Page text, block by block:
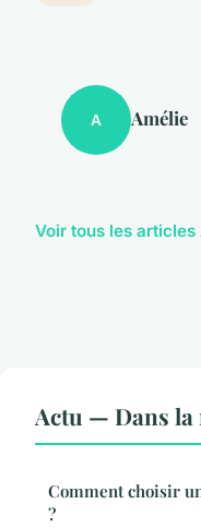
A Amélie
Voir tous les
Actu — Dans
Comment choisir
?